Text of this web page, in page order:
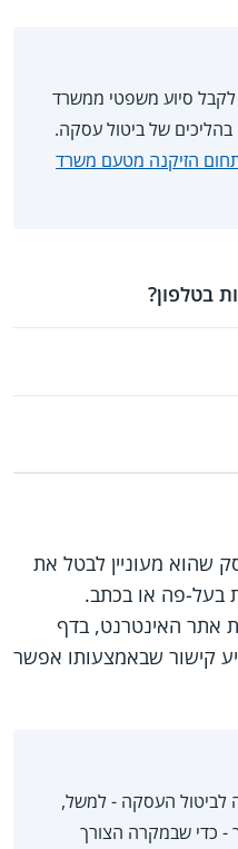
להם 65 עשויים לקבל סיוע משפטי ממשרד
של ביטול עסקה.
הזיקנה מטעם משרד
בטלפון?
שהוא מעוניין לבטל את
בעל-פה או בכתב.
האינטרנט, בדף
קישור שבאמצעותו אפשר
לביטול העסקה - למשל,
- כדי שבמקרה הצורך